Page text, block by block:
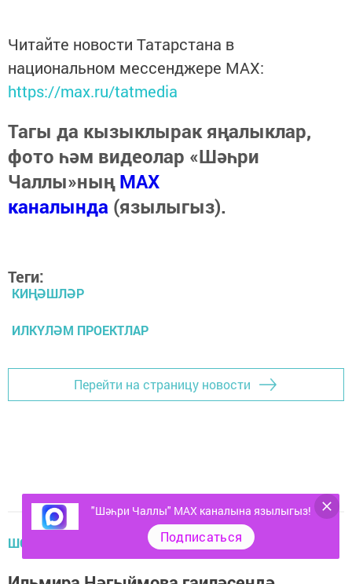
Читайте новости Татарстана в
национальном мессенджере MАХ:
https://max.ru/tatmedia
Тагы да кызыклырак яңалыклар,
фото һәм видеолар «Шәһри
Чаллы»ныңMAX
каналында (язылыгыз).
Теги:
КИҢӘШЛӘР
ИЛКҮЛӘМ ПРОЕКТЛАР
Перейти на страницу новости
ШОУ-БИЗНЕС
"Шәһри Чаллы" MAX каналына язылыгыз!
Подписаться